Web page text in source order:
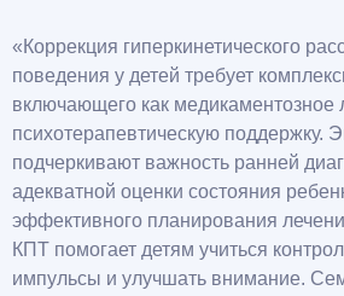
«Коррекция гиперкинетического
поведения у детей требует
включающего как медикаментозное
психотерапевтическую поддержку.
подчеркивают важность ранней
адекватной оценки состояния
эффективного планирования
КПТ помогает детям учиться
импульсы и улучшать внимание.